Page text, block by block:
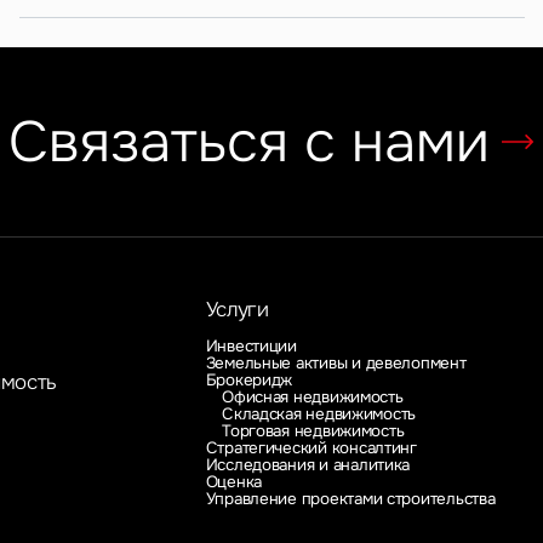
Связаться с нами
Услуги
Инвестиции
Земельные активы и девелопмент
Брокеридж
Офисная недвижимость
Складская недвижимость
Торговая недвижимость
Стратегический консалтинг
Исследования и аналитика
Оценка
Управление проектами строительства